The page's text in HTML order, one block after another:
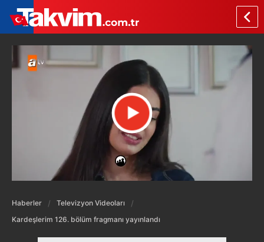
Haberler
Televizyon Videoları
Kardeşlerim 126. bölüm fragmanı yayınlandı